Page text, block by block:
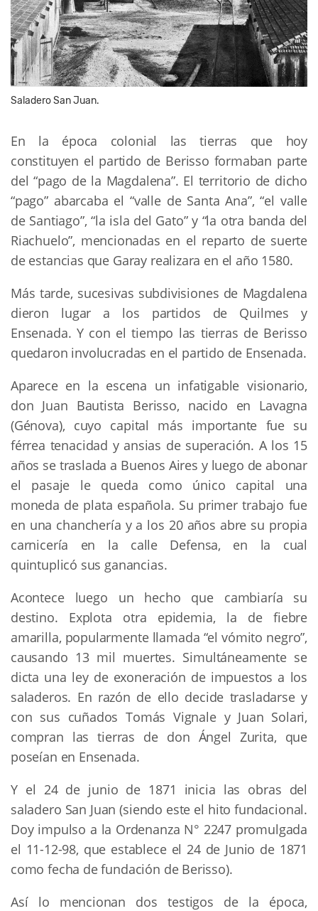
Saladero San Juan.
En la época colonial las tierras que hoy
constituyen el partido de Berisso formaban parte
del “pago de la Magdalena”. El territorio de dicho
“pago” abarcaba el “valle de Santa Ana”, “el valle
de Santiago”, “la isla del Gato” y “la otra banda del
Riachuelo”, mencionadas en el reparto de suerte
de estancias que Garay realizara en el año 1580.
Más tarde, sucesivas subdivisiones de Magdalena
dieron lugar a los partidos de Quilmes y
Ensenada. Y con el tiempo las tierras de Berisso
quedaron involucradas en el partido de Ensenada.
Aparece en la escena un infatigable visionario,
don Juan Bautista Berisso, nacido en Lavagna
(Génova), cuyo capital más importante fue su
férrea tenacidad y ansias de superación. A los 15
años se traslada a Buenos Aires y luego de abonar
el pasaje le queda como único capital una
moneda de plata española. Su primer trabajo fue
en una chanchería y a los 20 años abre su propia
carnicería en la calle Defensa, en la cual
quintuplicó sus ganancias.
Acontece luego un hecho que cambiaría su
destino. Explota otra epidemia, la de fiebre
amarilla, popularmente llamada “el vómito negro”,
causando 13 mil muertes. Simultáneamente se
dicta una ley de exoneración de impuestos a los
saladeros. En razón de ello decide trasladarse y
con sus cuñados Tomás Vignale y Juan Solari,
compran las tierras de don Ángel Zurita, que
poseían en Ensenada.
Y el 24 de junio de 1871 inicia las obras del
saladero San Juan (siendo este el hito fundacional.
Doy impulso a la Ordenanza N° 2247 promulgada
el 11-12-98, que establece el 24 de Junio de 1871
como fecha de fundación de Berisso).
Así lo mencionan dos testigos de la época,